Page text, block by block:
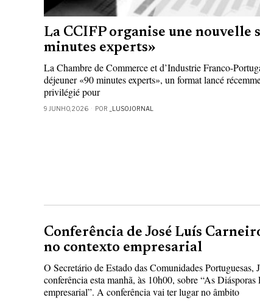
La CCIFP organise une nouvelle
minutes experts»
La Chambre de Commerce et d’Industrie Franco-
déjeuner «90 minutes experts», un format lancé
privilégié pour
9 JUNHO, 2026 POR _LUSOJORNAL
Conferência de José Luís
no contexto empresarial
O Secretário de Estado das Comunidades
conferência esta manhã, às 10h00, sobre “As
empresarial”. A conferência vai ter lugar no âmbito